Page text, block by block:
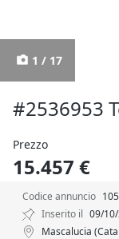
1 / 17
#2536953
Prezzo
15.457 €
Codice annuncio
Inserito il 09/
Mascalucia